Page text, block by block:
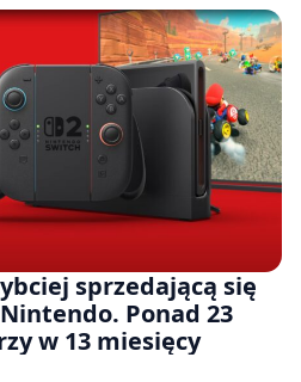
sprzedającą się
Ponad 23
w 13 miesięcy